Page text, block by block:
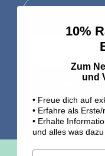
„Ja, ich möchte den
werden (du kannst dich
Rabattgutschein gilt ab
10%
Zum
und
• Freue dich auf
• Erfahre als
• Erhalte
und alles was